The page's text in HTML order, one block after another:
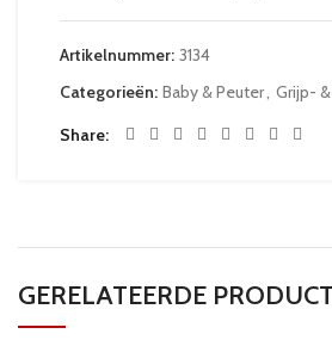
Artikelnummer: 3134
Categorieën: Baby & Peuter Grijp-
Share
GERELATEERDE